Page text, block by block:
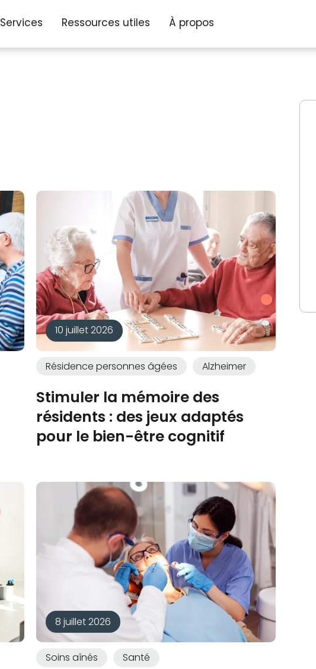
Services Ressources utiles À propos
10 juillet 2026
Résidence personnes âgées Alzheimer
Stimuler la mémoire des
résidents : des jeux adaptés
pour le bien-être cognitif
8 juillet 2026
Soins aînés Santé